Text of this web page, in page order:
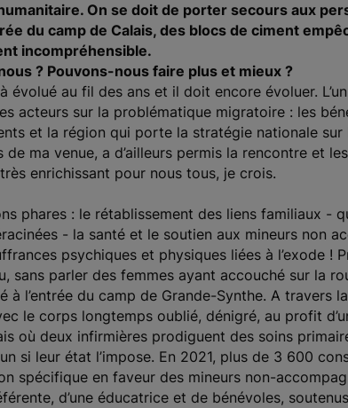
On se doit de porter secours aux
du camp de Calais, des blocs de ciment
incompréhensible.
? Pouvons-nous faire plus et mieux ?
au fil des ans et il doit encore évoluer. L’un
acteurs sur la problématique migratoire : les
et la région qui porte la stratégie nationale
ma venue, a d’ailleurs permis la rencontre et
enrichissant pour nous tous, je crois.
phares : le rétablissement des liens familiaux -
- la santé et le soutien aux mineurs non
psychiques et physiques liées à l’exode !
sans parler des femmes ayant accouché sur la
à l’entrée du camp de Grande-Synthe. A travers
le corps longtemps oublié, dénigré, au profit
où deux infirmières prodiguent des soins
si leur état l’impose. En 2021, plus de 3 600
spécifique en faveur des mineurs non-
d’une éducatrice et de bénévoles,